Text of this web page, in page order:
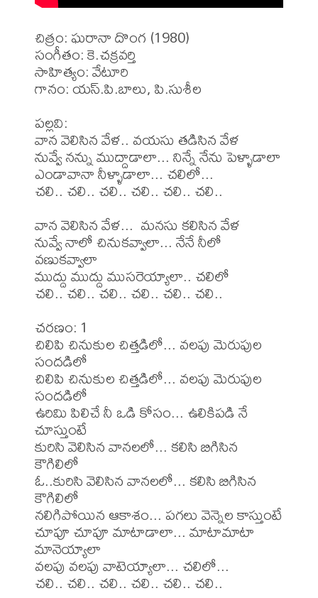
చిత్రం: ఘరానా దొంగ (1980)
సంగీతం: కె.చక్రవర్తి
సాహిత్యం: వేటూరి
గానం: యస్.పి.బాలు, పి.సుశీల
పల్లవి:
వాన వెలిసిన వేళ.. వయసు తడిసిన వేళ
నువ్వే నన్ను ముద్దాడాలా... నిన్నే నేను పెళ్ళాడాలా
ఎండావానా నీళ్ళాడాలా... చలిలో...
చలి.. చలి.. చలి.. చలి.. చలి.. చలి..
వాన వెలిసిన వేళ...  మనసు కలిసిన వేళ
నువ్వే నాలో చినుకవ్వాలా... నేనే నీలో
వణుకవ్వాలా
ముద్దు ముద్దు ముసరెయ్యాలా.. చలిలో
చలి.. చలి.. చలి.. చలి.. చలి.. చలి..
చరణం: 1
చిలిపి చినుకుల చిత్తడిలో... వలపు మెరుపుల
సందడిలో
చిలిపి చినుకుల చిత్తడిలో... వలపు మెరుపుల
సందడిలో
ఉరిమి పిలిచే నీ ఒడి కోసం... ఉలికిపడి నే
చూస్తుంటే
కురిసి వెలిసిన వానలలో... కలిసి బిగిసిన
కౌగిలిలో
ఓ..కురిసి వెలిసిన వానలలో... కలిసి బిగిసిన
కౌగిలిలో
నలిగిపోయిన ఆకాశం... పగలు వెన్నెల కాస్తుంటే
చూపూ చూపూ మాటాడాలా... మాటామాటా
మానెయ్యాలా
వలపు వలపు వాటెయ్యాలా... చలిలో...
చలి.. చలి.. చలి.. చలి.. చలి.. చలి..